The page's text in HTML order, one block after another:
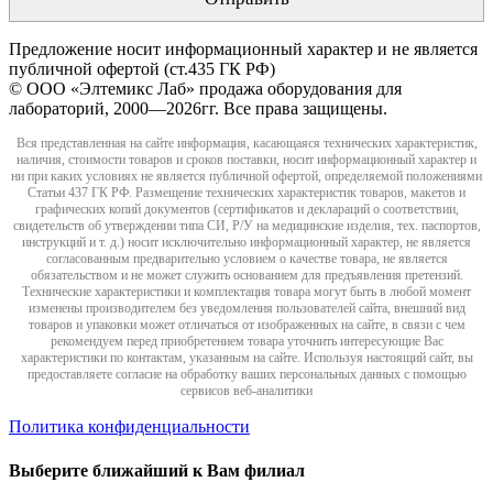
Предложение носит информационный характер и не является
публичной офертой (ст.435 ГК РФ)
© ООО «Элтемикс Лаб» продажа оборудования для
лабораторий, 2000—2026гг. Все права защищены.
Вся представленная на сайте информация, касающаяся технических характеристик,
наличия, стоимости товаров и сроков поставки, носит информационный характер и
ни при каких условиях не является публичной офертой, определяемой положениями
Статьи 437 ГК РФ. Размещение технических характеристик товаров, макетов и
графических копий документов (сертификатов и деклараций о соответствии,
свидетельств об утверждении типа СИ, Р/У на медицинские изделия, тех. паспортов,
инструкций и т. д.) носит исключительно информационный характер, не является
согласованным предварительно условием о качестве товара, не является
обязательством и не может служить основанием для предъявления претензий.
Технические характеристики и комплектация товара могут быть в любой момент
изменены производителем без уведомления пользователей сайта, внешний вид
товаров и упаковки может отличаться от изображенных на сайте, в связи с чем
рекомендуем перед приобретением товара уточнить интересующие Вас
характеристики по контактам, указанным на сайте. Используя настоящий сайт, вы
предоставляете согласие на обработку ваших персональных данных с помощью
сервисов веб-аналитики
Политика конфиденциальности
Выберите ближайший к Вам филиал